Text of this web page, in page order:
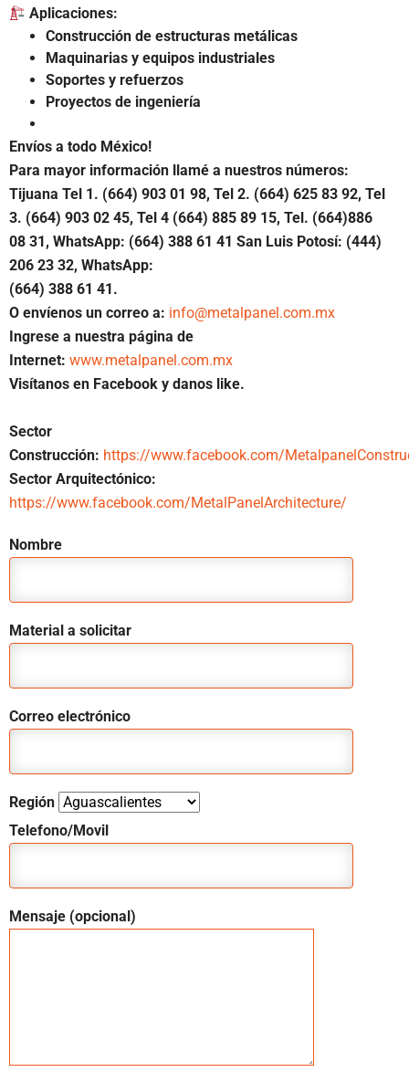
Aplicaciones:
Construcción de estructuras metálicas
Maquinarias y equipos industriales
Soportes y refuerzos
Proyectos de ingeniería
Envíos a todo México!
Para mayor información llamé a nuestros números:
Tijuana Tel 1. (664) 903 01 98, Tel 2. (664) 625 83 92, Tel
3. (664) 903 02 45, Tel 4 (664) 885 89 15, Tel. (664)886
08 31, WhatsApp: (664) 388 61 41 San Luis Potosí: (444)
206 23 32, WhatsApp:
(664) 388 61 41.
O envíenos un correo a: info@metalpanel.com.mx
Ingrese a nuestra página de
Internet: www.metalpanel.com.mx
Visítanos en Facebook y danos like.
Sector
Construcción: https://www.facebook.com/
Sector Arquitectónico:
https://www.facebook.com/MetalPanelArchitecture/
Nombre
Material a solicitar
Correo electrónico
Región
Telefono/Movil
Mensaje (opcional)